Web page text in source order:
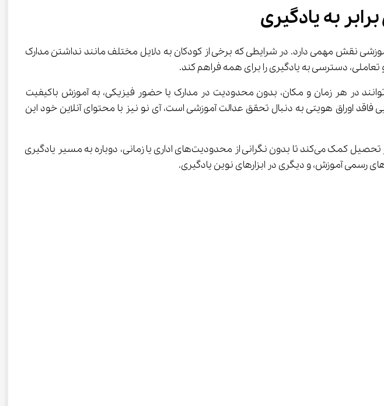
نقش مهمی دارد. در شرایطی که برخی از کودکان به دلایل مختلف مانند نداشتن مدارک
سامانه محتوای آموزشی پایه‌به‌پایه از کلاس اول تا دوازدهم را ارائه می‌دهد و دانش‌آموزان می‌توانند در هر زمان و مکان، بدون محدودیت در مدارک یا حضور فیزیکی، به آموزش باکیفیت
دسترسی داشته باشند.در واقع، همان‌گونه که وزارت آموزش‌وپرورش با ثبت ‌نام دانش ‌آموزان ابتدایی فاقد اوراق هویتی به دنبال تحقق عدالت آموزشی است، آی ‌نو نیز با محتوای آنلاین خود این
همچنین، با ارائه تمرین‌ها، نمونه‌سؤال‌ها و مرور تصویری مباحث، آی ‌نو به دانش‌آموزان بازمانده از تحصیل کمک می‌کند تا بدون نگرانی از محدودیت‌های اداری یا زمانی، دوباره به مسیر یادگیری